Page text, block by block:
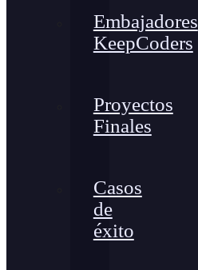
Embajadores
KeepCoders
Proyectos
Finales
Casos
de
éxito